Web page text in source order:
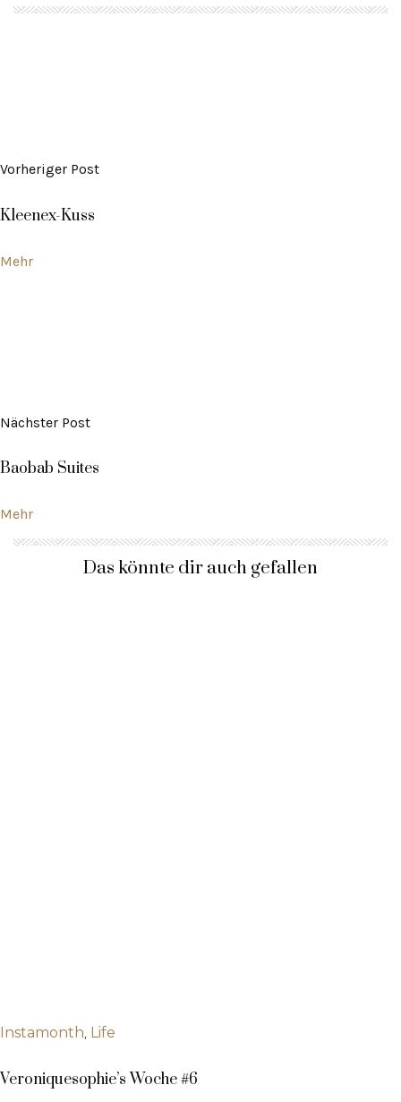
Vorheriger Post
Kleenex-Kuss
Mehr
Nächster Post
Baobab Suites
Mehr
Das könnte dir auch gefallen
Instamonth, Life
Veroniquesophie’s Woche #6